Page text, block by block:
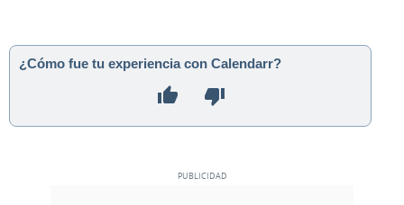
¿Cómo fue tu experiencia con Calendarr?